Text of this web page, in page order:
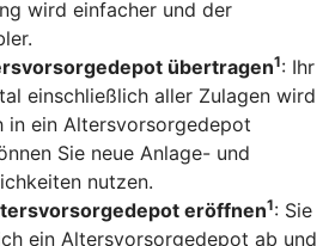
wird einfacher und der
übertragen1: Ihr
einschließlich aller Zulagen wird
in ein Altersvorsorgedepot
Sie neue Anlage- und
nutzen.
eröffnen1: Sie
ein Altersvorsorgedepot ab und